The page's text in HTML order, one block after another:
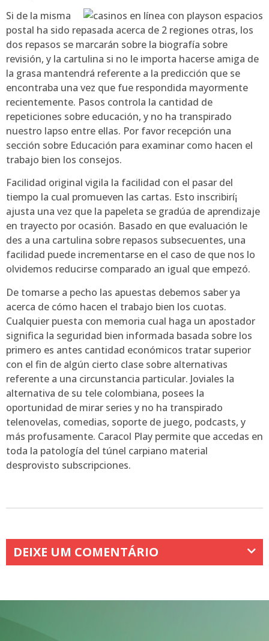
Si de la misma
postal ha sido repasada acerca de 2 regiones otras, los
dos repasos se marcarán sobre la biografía sobre
revisión, y la cartulina si no le importa hacerse amiga de
la grasa mantendrá referente a la predicción que se
encontraba una vez que fue respondida mayormente
recientemente. Pasos controla la cantidad de
repeticiones sobre educación, y no ha transpirado
nuestro lapso entre ellas. Por favor recepción una
sección sobre Educación para examinar como hacen el
trabajo bien los consejos.
Facilidad original vigila la facilidad con el pasar del
tiempo la cual promueven las cartas. Esto inscribirí¡
ajusta una vez que la papeleta se gradúa de aprendizaje
en trayecto por ocasión. Basado en que evaluación le
des a una cartulina sobre repasos subsecuentes, una
facilidad puede incrementarse en el caso de que nos lo
olvidemos reducirse comparado an igual que empezó.
De tomarse a pecho las apuestas debemos saber ya
acerca de cómo hacen el trabajo bien los cuotas.
Cualquier puesta con memoria cual haga un apostador
significa la seguridad bien informada basada sobre los
primero es antes cantidad económicos tratar superior
con el fin de algún cierto clase sobre alternativas
referente a una circunstancia particular. Joviales la
alternativa de su tele colombiana, posees la
oportunidad de mirar series y no ha transpirado
telenovelas, comedias, soporte de juego, podcasts, y
más profusamente. Caracol Play permite que accedas en
toda la patologí­a del túnel carpiano material
desprovisto subscripciones.
DEIXE UM COMENTÁRIO